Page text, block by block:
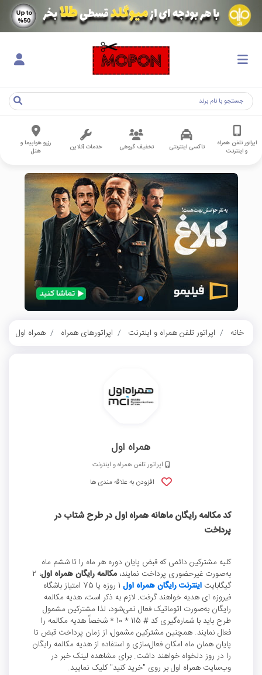
اپراتور تلفن همراه
و اینترنت
تاکسی اینترنتی تخفیف گروهی خدمات آنلاین
رزرو هواپیما و
هتل
خانه اپراتور تلفن همراه و اینترنت اپراتورهای همراه همراه اول
همراه اول
اپراتور تلفن همراه و اینترنت
افزودن به علاقه مندی ها
کد مکالمه رایگان ماهانه همراه اول در طرح شتاب در
پرداخت
کلیه مشترکین دائمی که قبض پایان دوره هر ماه را تا ششم ماه
به‌صورت غیرحضوری پرداخت نمایند، مکالمه رایگان همراه اول ، 2
گیگابایت اینترنت رایگان همراه اول
1 روزه یا 75 امتیاز باشگاه
فیروزه ای هدیه خواهند گرفت. لازم به ذکر است، هدیه مکالمه
رایگان به‌صورت اتوماتیک فعال نمی‌شود، لذا مشترکین مشمول
طرح باید با شماره‌گیری کد # 115 * 10 * شخصاً هدیه مکالمه را
فعال نمایند. همچنین مشترکین مشمول، از زمان پرداخت قبض تا
پایان همان ماه امکان فعال‌سازی و استفاده از هدیه مکالمه رایگان
را در روز دلخواه خواهند داشت. برای مشاهده لینک خبر در
وب‌سایت همراه اول بر روی "خرید کنید" کلیک نمایید.